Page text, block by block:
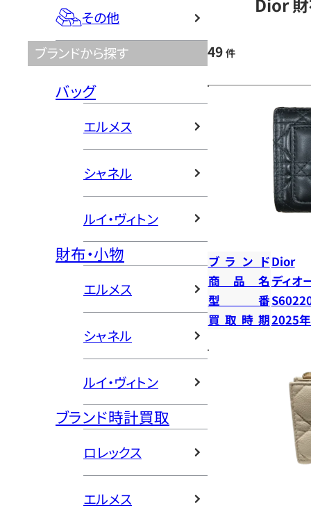
その他
ブランドから探す
バッグ
エルメス
シャネル
ルイ・ヴィトン
財布・小物
エルメス
シャネル
ルイ・ヴィトン
ブランド時計買取
ロレックス
エルメス
49 件
ブランドDior
商品名 ディオ
型番
買取時期2025